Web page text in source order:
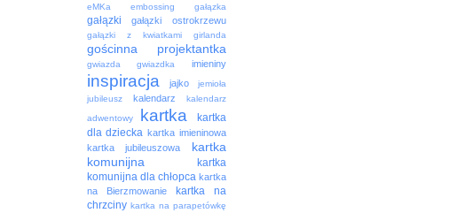
eMKa embossing gałązka
gałązki gałązki ostrokrzewu
gałązki z kwiatkami girlanda
gościnna projektantka
gwiazda gwiazdka imieniny
inspiracja jajko
jemioła
jubileusz
kalendarz
kalendarz
adwentowy
kartka
kartka
dla dziecka kartka imieninowa
kartka jubileuszowa
kartka
komunijna
kartka
komunijna dla chłopca kartka
na Bierzmowanie
kartka na
chrzciny kartka na parapetówkę